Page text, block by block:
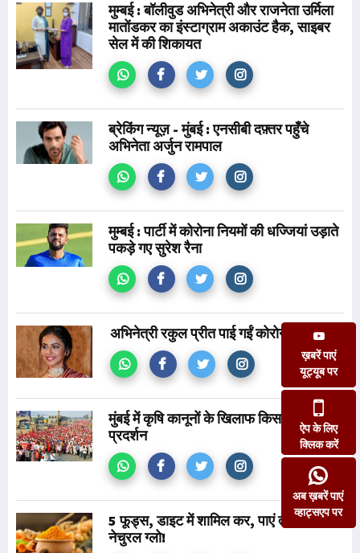
मुम्बई : बॉलीवुड अभिनेत्री और राजनेता उर्मिला
मातोंडकर का इंस्टाग्राम अकाउंट हैक, साइबर
सेल में की शिकायत
ब्रेकिंग न्यूज़ - मुंबई : एनसीबी दफ़्तर पहुँचे
अभिनेता अर्जुन रामपाल
मुम्बई : पार्टी में कोरोना नियमों की धज्जियां उड़ाते
पकड़े गए सुरेश रैना
अभिनेत्री रकुल प्रीत पाई गईं कोरोना पॉजिटिव
मुंबई में कृषि कानूनों के खिलाफ किसानों ने किया
प्रदर्शन
5 फूड्स, डाइट में शामिल कर, पाएं त्वचा पर
नेचुरल ग्लो!
अब ख़बरें पाएं
व्हाट्सएप पर
ऐप के लिए
क्लिक करें
ख़बरें पाएं
यूट्यूब पर